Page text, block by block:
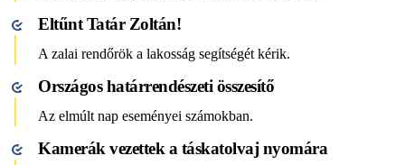
Eltűnt Tatár Zoltán!
A zalai rendőrök a lakosság segítségét kérik.
Országos határrendészeti összesítő
Az elmúlt nap eseményei számokban.
Kamerák vezettek a táskatolvaj nyomára